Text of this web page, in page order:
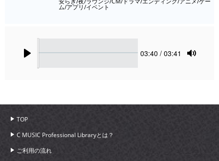
ム/アプリ/イベント
Current
03:40 / 03:41
TOP
C MUSIC Professional Libraryとは？
ご利用の流れ